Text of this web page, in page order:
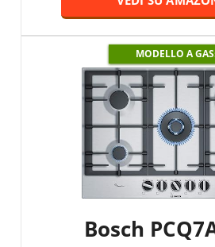
MODELLO A
Bosch